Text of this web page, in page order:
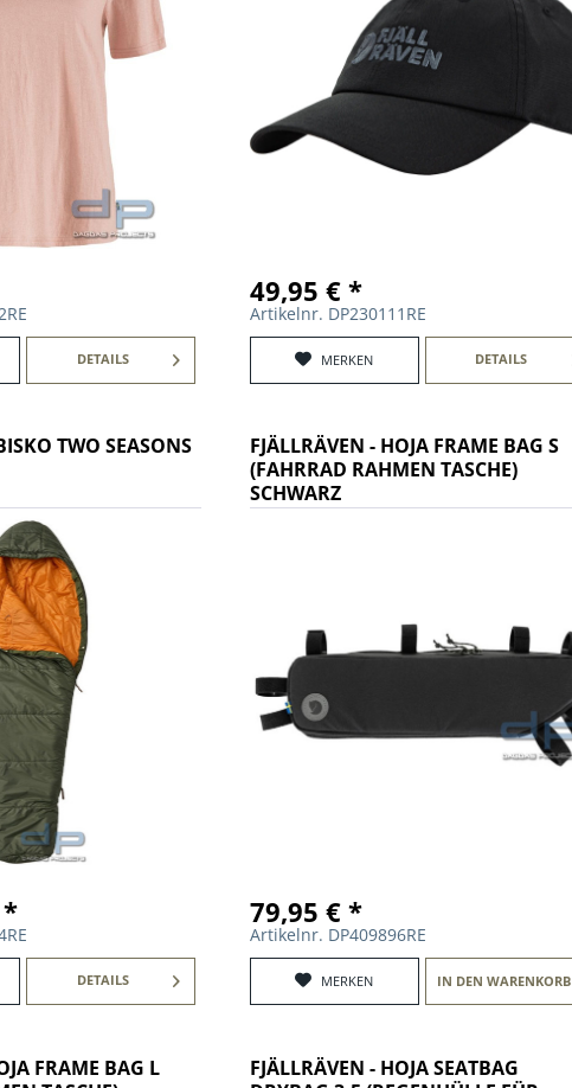
DETAILS
49,95 € *
Artikelnr. DP230111RE
MERKEN DETAILS
TWO SEASONS
*
DETAILS
FJÄLLRÄVEN - HOJA FRAME BAG S
(FAHRRAD RAHMEN TASCHE)
SCHWARZ
79,95 € *
Artikelnr. DP409896RE
MERKEN IN DEN WARENKORB
FRAME BAG L
FJÄLLRÄVEN - HOJA SEATBAG